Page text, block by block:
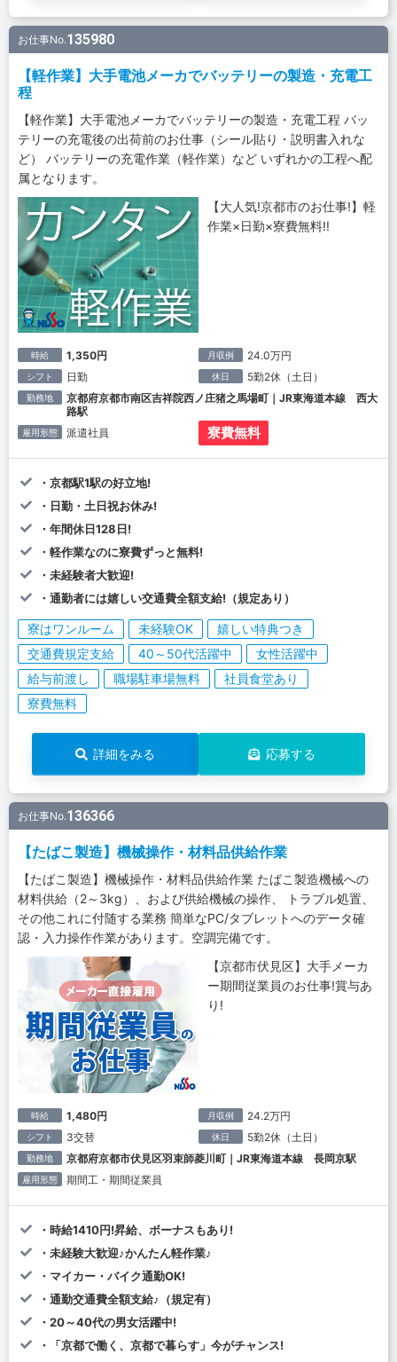
お仕事No.135980
【軽作業】大手電池メーカでバッテリーの製造・充電工
程
【軽作業】大手電池メーカでバッテリーの製造・充電工程 バッ
テリーの充電後の出荷前のお仕事（シール貼り・説明書入れな
ど） バッテリーの充電作業（軽作業）など いずれかの工程へ配
属となります。
【大人気!京都市のお仕事!】軽
作業×日勤×寮費無料!!
時給 1,350円 月収例 24.0万円
シフト 日勤 休日 5勤2休（土日）
勤務地
京都府京都市南区吉祥院西ノ庄猪之馬場町｜JR東海道本線 西大
路駅
雇用形態 派遣社員 寮費無料
・京都駅1駅の好立地!
・日勤・土日祝お休み!
・年間休日128日!
・軽作業なのに寮費ずっと無料!
・未経験者大歓迎!
・通勤者には嬉しい交通費全額支給!（規定あり）
寮はワンルーム 未経験OK
嬉しい特典つき
交通費規定支給
40～50代活躍中
女性活躍中
給与前渡し
職場駐車場無料
社員食堂あり
寮費無料
詳細をみる 応募する
お仕事No.136366
【たばこ製造】機械操作・材料品供給作業
【たばこ製造】機械操作・材料品供給作業 たばこ製造機械への
材料供給（2～3kg）、および供給機械の操作、 トラブル処置、
その他これに付随する業務 簡単なPC/タブレットへのデータ確
認・入力操作作業があります。空調完備です。
【京都市伏見区】大手メーカ
ー期間従業員のお仕事!賞与あ
り!
時給 1,480円 月収例 24.2万円
シフト 3交替 休日 5勤2休（土日）
勤務地 京都府京都市伏見区羽束師菱川町｜JR東海道本線 長岡京駅
雇用形態 期間工・期間従業員
・時給1410円!昇給、ボーナスもあり!
・未経験大歓迎♪かんたん軽作業♪
・マイカー・バイク通勤OK!
・通勤交通費全額支給♪（規定有）
・20～40代の男女活躍中!
・「京都で働く、京都で暮らす」今がチャンス!